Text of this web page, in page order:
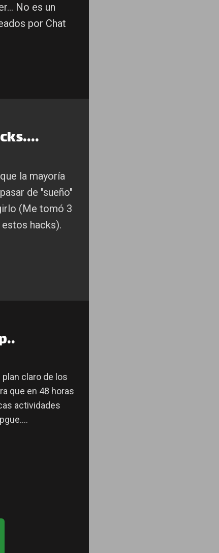
No es un
por Chat
la mayoría
de "sueño"
(Me tomó 3
hacks).
claro de los
que en 48 horas
actividades